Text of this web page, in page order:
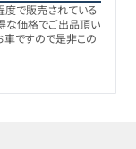
で販売されている
な価格でご出品頂い
車ですので是非この